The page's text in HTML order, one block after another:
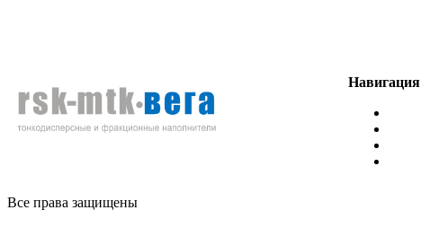
Все права защищены
Навигация